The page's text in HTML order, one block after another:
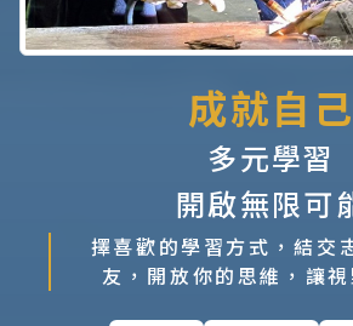
成就自己
多元學習
開啟無限可
擇喜歡的學習方式，結交
友，開放你的思維，讓視